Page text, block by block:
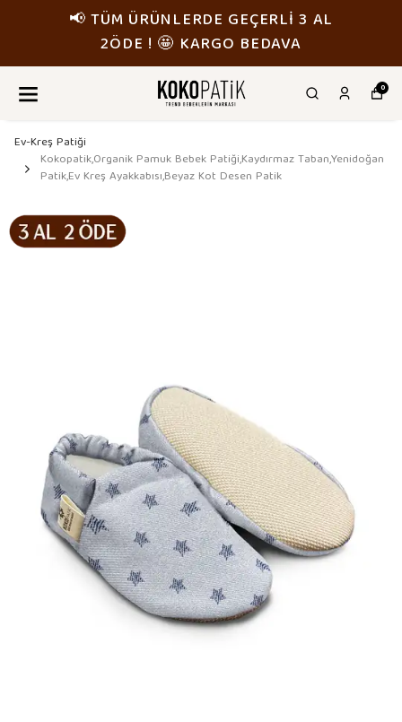
📢 TÜM ÜRÜNLERDE GEÇERLİ 3 AL
2ÖDE ! 🤩 KARGO BEDAVA
0
Ev-Kreş Patiği
Kokopatik,Organik Pamuk Bebek Patiği,Kaydırmaz Taban,Yenidoğan
Patik,Ev Kreş Ayakkabısı,Beyaz Kot Desen Patik